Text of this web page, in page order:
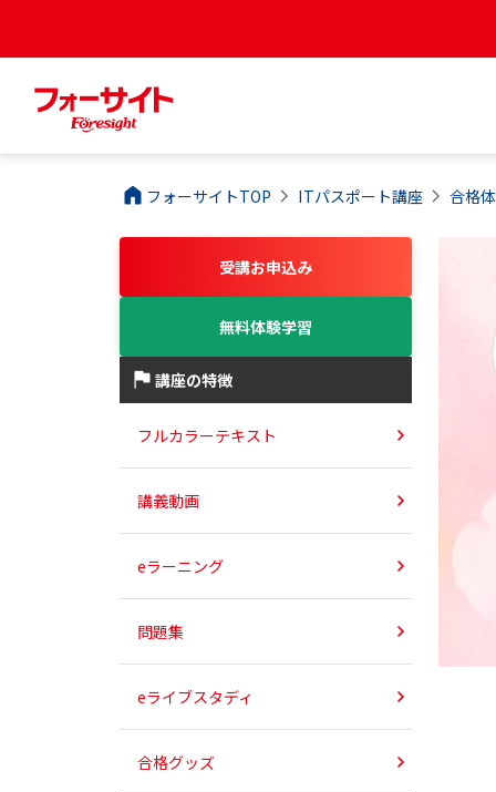
フォーサイトTOP ITパスポート講座 合格
受講お申込み
無料体験学習
講座の特徴
フルカラーテキスト
講義動画
eラーニング
問題集
eライブスタディ
合格グッズ